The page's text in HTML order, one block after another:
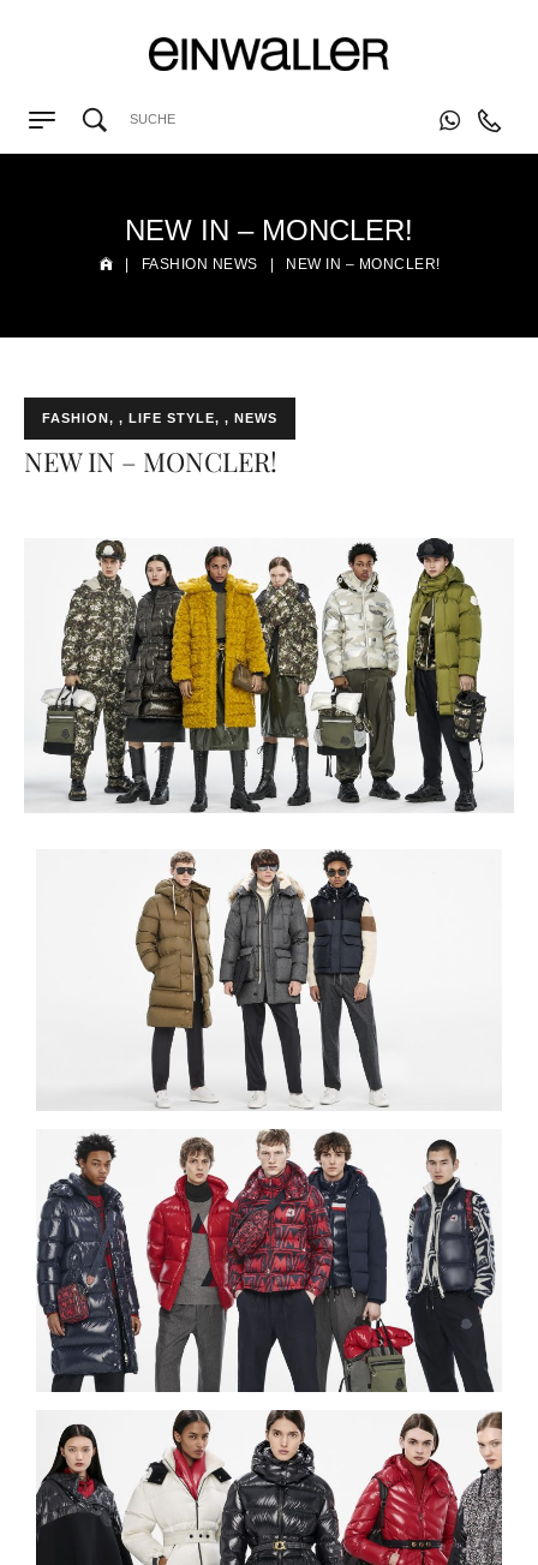
NEW IN – MONCLER!
| FASHION NEWS | NEW IN – MONCLER!
FASHION , LIFE STYLE , NEWS
NEW IN – MONCLER!